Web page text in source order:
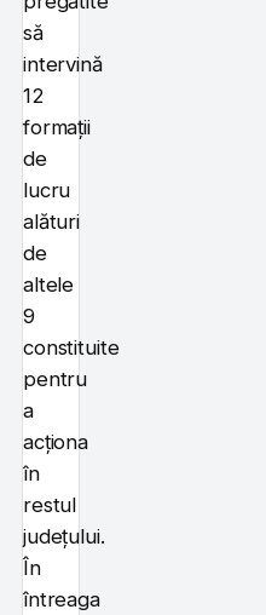
să
intervină
12
formații
de
lucru
alături
de
altele
9
constituite
pentru
a
acționa
în
restul
județului.
În
întreaga